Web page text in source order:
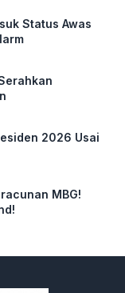
Status Awas
2026 Usai
MBG!